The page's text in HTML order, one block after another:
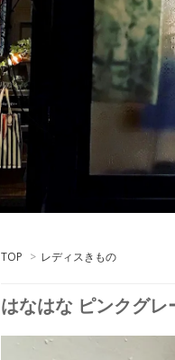
TOP > レディスきもの
はなはな ピンクグレ